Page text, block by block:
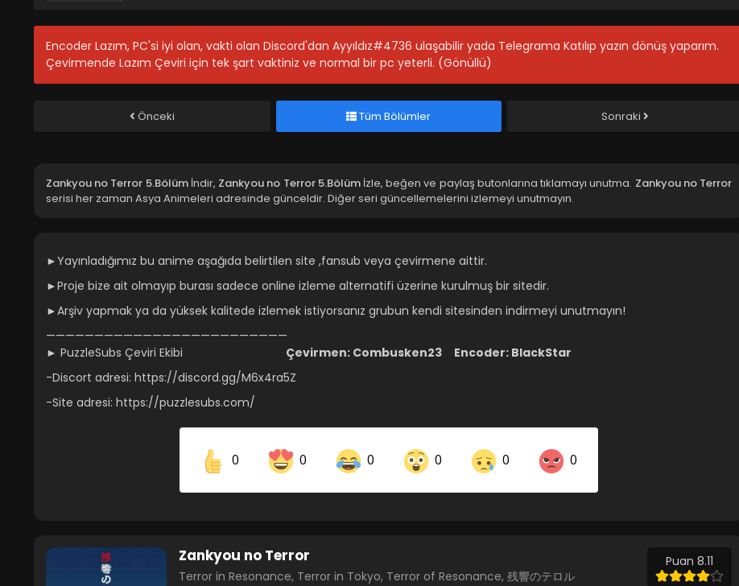
Encoder Lazım, PC'si iyi olan, vakti olan Discord'dan Ayyıldız#4736 ulaşabilir yada Telegrama Katılıp yazın dönüş yaparım.
Çevirmende Lazım Çeviri için tek şart vaktiniz ve normal bir pc yeterli. (Gönüllü)
Önceki Tüm Bölümler Sonraki
Zankyou no Terror 5.Bölümİndir, Zankyou no Terror 5.Bölümİzle, beğen ve paylaş butonlarına tıklamayı unutma. Zankyou no Terror
serisi her zaman Asya Animeleri adresinde günceldir. Diğer seri güncellemelerini izlemeyi unutmayın.
►Yayınladığımız bu anime aşağıda belirtilen site ,fansub veya çevirmene aittir.
►Proje bize ait olmayıp burası sadece online izleme alternatifi üzerine kurulmuş bir sitedir.
►Arşiv yapmak ya da yüksek kalitede izlemek istiyorsanız grubun kendi sitesinden indirmeyi unutmayın!
—————————————————————————
► PuzzleSubs Çeviri Ekibi Çevirmen: Combusken23 Encoder: BlackStar
-Discort adresi: https://discord.gg/M6x4ra5Z
-Site adresi: https://puzzlesubs.com/
0 0 0 0 0 0
Zankyou no Terror
Terror in Resonance, Terror in Tokyo, Terror of Resonance, 残響のテロル
Puan 8.11